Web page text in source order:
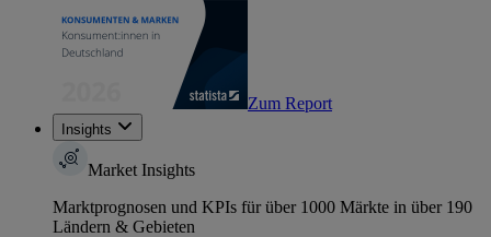
Zum Report
Insights
Market Insights
Marktprognosen und KPIs für über 1000 Märkte in über 190
Ländern & Gebieten